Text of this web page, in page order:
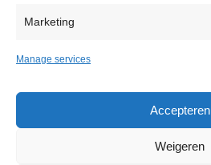
Marketing
Manage services
Accepteren
Weigeren
+31(0)172 75 45 85